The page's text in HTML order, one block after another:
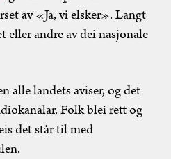
av «Ja, vi elsker». Langt
eller andre av dei nasjonale
alle landets aviser, og det
Folk blei rett og
det står til med